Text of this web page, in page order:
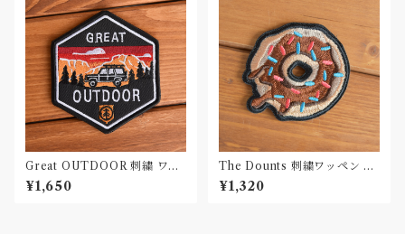
Great OUTDOOR 刺繍 ワッ
ペン Patch
¥1,650
The Dounts 刺繍ワッペン Pa
tch
¥1,320